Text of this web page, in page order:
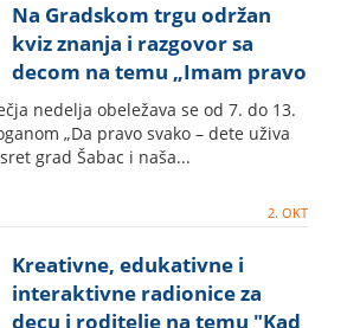
Na Gradskom trgu održan
kviz znanja i razgovor sa
decom na temu „Imam pravo
da...“.
nedelja obeležava se od 7. do 13.
„Da pravo svako – dete uživa
grad Šabac i naša...
2. OKT
Kreativne, edukativne i
interaktivne radionice za
decu i roditelje na temu "Kad